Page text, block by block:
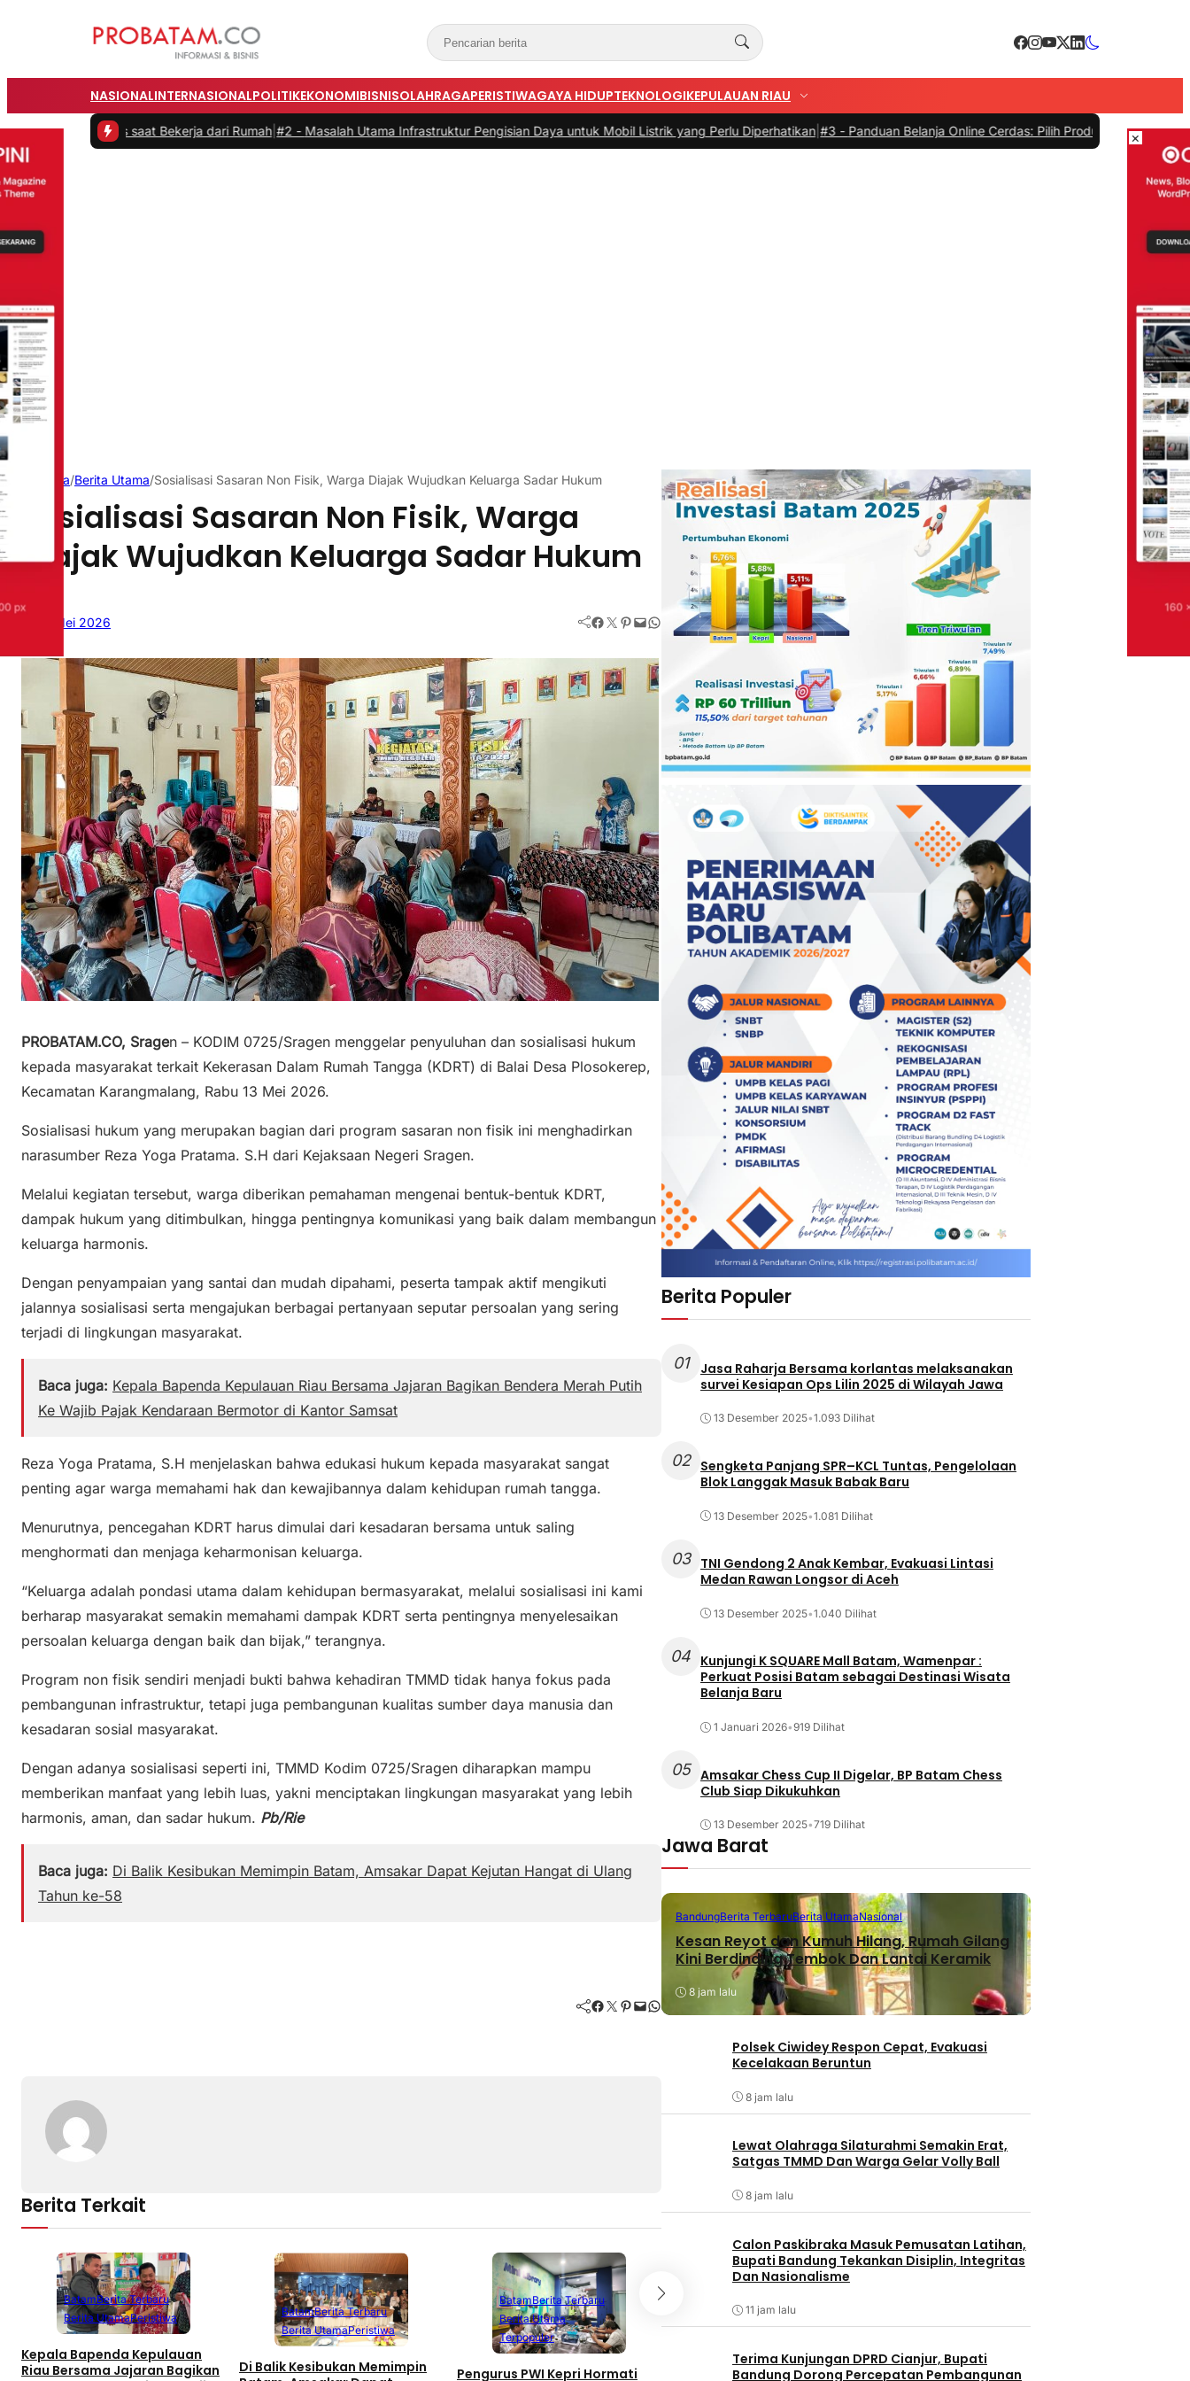
NASIONALINTERNASIONALPOLITIKEKONOMIBISNISOLAHRAGAPERISTIWAGAYA HIDUPTEKNOLOGIKEPULAUAN RIAU
saat Bekerja dari Rumah|#2 -Masalah Utama Infrastruktur Pengisian Daya untuk Mobil Listrik yang Perlu Diperhatikan|#3 -Panduan Belanja Online Cerdas: Pilih Produk dengan Bijak dan Hindari
Beranda/Berita Utama/Sosialisasi Sasaran Non Fisik, Warga Diajak Wujudkan Keluarga Sadar Hukum
Sosialisasi Sasaran Non Fisik, Warga
Diajak Wujudkan Keluarga Sadar Hukum
13 Mei 2026 Facebook Twitter Pinterest Mail WhatsApp
PROBATAM.CO, Sragen – KODIM 0725/Sragen menggelar penyuluhan dan sosialisasi hukum
kepada masyarakat terkait Kekerasan Dalam Rumah Tangga (KDRT) di Balai Desa Plosokerep,
Kecamatan Karangmalang, Rabu 13 Mei 2026.
Sosialisasi hukum yang merupakan bagian dari program sasaran non fisik ini menghadirkan
narasumber Reza Yoga Pratama. S.H dari Kejaksaan Negeri Sragen.
Melalui kegiatan tersebut, warga diberikan pemahaman mengenai bentuk-bentuk KDRT,
dampak hukum yang ditimbulkan, hingga pentingnya komunikasi yang baik dalam membangun
keluarga harmonis.
Dengan penyampaian yang santai dan mudah dipahami, peserta tampak aktif mengikuti
jalannya sosialisasi serta mengajukan berbagai pertanyaan seputar persoalan yang sering
terjadi di lingkungan masyarakat.
Baca juga: Kepala Bapenda Kepulauan Riau Bersama Jajaran Bagikan Bendera Merah Putih
Ke Wajib Pajak Kendaraan Bermotor di Kantor Samsat
Reza Yoga Pratama, S.H menjelaskan bahwa edukasi hukum kepada masyarakat sangat
penting agar warga memahami hak dan kewajibannya dalam kehidupan rumah tangga.
Menurutnya, pencegahan KDRT harus dimulai dari kesadaran bersama untuk saling
menghormati dan menjaga keharmonisan keluarga.
“Keluarga adalah pondasi utama dalam kehidupan bermasyarakat, melalui sosialisasi ini kami
berharap masyarakat semakin memahami dampak KDRT serta pentingnya menyelesaikan
persoalan keluarga dengan baik dan bijak,” terangnya.
Program non fisik sendiri menjadi bukti bahwa kehadiran TMMD tidak hanya fokus pada
pembangunan infrastruktur, tetapi juga pembangunan kualitas sumber daya manusia dan
kesadaran sosial masyarakat.
Dengan adanya sosialisasi seperti ini, TMMD Kodim 0725/Sragen diharapkan mampu
memberikan manfaat yang lebih luas, yakni menciptakan lingkungan masyarakat yang lebih
harmonis, aman, dan sadar hukum. Pb/Rie
Baca juga: Di Balik Kesibukan Memimpin Batam, Amsakar Dapat Kejutan Hangat di Ulang
Tahun ke-58
Facebook Twitter Pinterest Mail WhatsApp
Berita Terkait
BatamBerita Terbaru
Berita UtamaPeristiwa
Kepala Bapenda Kepulauan
Riau Bersama Jajaran Bagikan
BatamBerita Terbaru
Berita UtamaPeristiwa
Di Balik Kesibukan Memimpin
BatamBerita Terbaru
Berita Utama
Terpopuler
Pengurus PWI Kepri Hormati
Batam Berita Terbaru
Sihumas dan Sitik Polresta
BatamBerita Terbaru
PWI Dorong Penguatan
Keterbukaan Informasi pada
Berita Populer
01
Jasa Raharja Bersama korlantas melaksanakan
survei Kesiapan Ops Lilin 2025 di Wilayah Jawa
13 Desember 2025•1.093 Dilihat
02
Sengketa Panjang SPR–KCL Tuntas, Pengelolaan
Blok Langgak Masuk Babak Baru
13 Desember 2025•1.081 Dilihat
03
TNI Gendong 2 Anak Kembar, Evakuasi Lintasi
Medan Rawan Longsor di Aceh
13 Desember 2025•1.040 Dilihat
04 Kunjungi K SQUARE Mall Batam, Wamenpar :
Perkuat Posisi Batam sebagai Destinasi Wisata
Belanja Baru
1 Januari 2026•919 Dilihat
05 Amsakar Chess Cup II Digelar, BP Batam Chess
Club Siap Dikukuhkan
13 Desember 2025•719 Dilihat
Jawa Barat
BandungBerita TerbaruBerita UtamaNasional
Kesan Reyot dan Kumuh Hilang, Rumah Gilang
Kini Berdinding Tembok Dan Lantai Keramik
8 jam lalu
Polsek Ciwidey Respon Cepat, Evakuasi
Kecelakaan Beruntun
8 jam lalu
Lewat Olahraga Silaturahmi Semakin Erat,
Satgas TMMD Dan Warga Gelar Volly Ball
8 jam lalu
Calon Paskibraka Masuk Pemusatan Latihan,
Bupati Bandung Tekankan Disiplin, Integritas
Dan Nasionalisme
11 jam lalu
Terima Kunjungan DPRD Cianjur, Bupati
Bandung Dorong Percepatan Pembangunan
×